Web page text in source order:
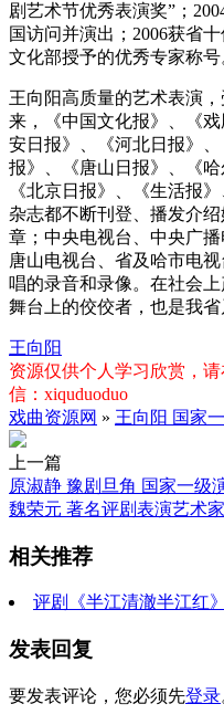
剧艺术节优秀表演奖”；
国访问并演出；2006获省
文化部授予的优秀专家称号
王向阳高质量的艺术表演
来，《中国文化报》、《
安日报》、《河北日报》
报》、《唐山日报》、《
《北京日报》、《生活报
杂志都不断刊登、播发介
章；中央电视台、中央广
唐山电视台、省及哈市电
唱的录音和录像。在社会
舞台上的佼佼者，也是我
王向阳
资源仅供个人学习欣赏，
信：xiquduoduo
戏曲资源网 » 王向阳 国家
上一篇
原淑静 豫剧旦角 国家一级
魏荣元 著名评剧表演艺术
相关推荐
评剧《半江清澈半江红
发表回复
要发表评论，您必须先登录